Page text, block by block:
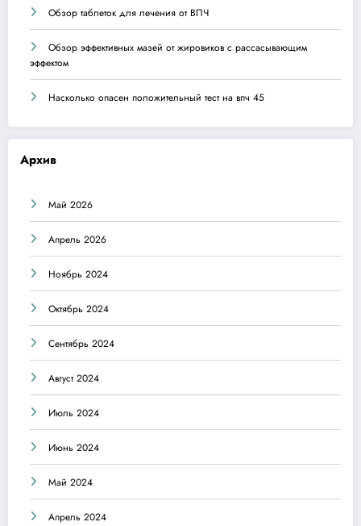
Обзор таблеток для лечения от ВПЧ
Обзор эффективных мазей от жировиков с рассасывающим
эффектом
Насколько опасен положительный тест на впч 45
Архив
Май 2026
Апрель 2026
Ноябрь 2024
Октябрь 2024
Сентябрь 2024
Август 2024
Июль 2024
Июнь 2024
Май 2024
Апрель 2024